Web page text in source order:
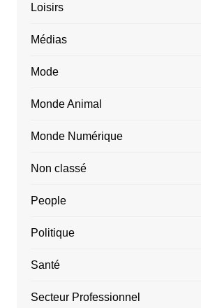
Loisirs
Médias
Mode
Monde Animal
Monde Numérique
Non classé
People
Politique
Santé
Secteur Professionnel